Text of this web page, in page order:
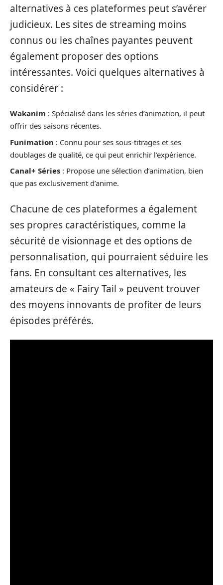
alternatives à ces plateformes peut s’avérer
judicieux. Les sites de streaming moins
connus ou les chaînes payantes peuvent
également proposer des options
intéressantes. Voici quelques alternatives à
considérer :
Wakanim : Spécialisé dans les séries d’animation, il peut
offrir des saisons récentes.
Funimation : Connu pour ses sous-titrages et ses
doublages de qualité, ce qui peut enrichir l’expérience.
Canal+ Séries : Propose une sélection d’animation, bien
que pas exclusivement d’anime.
Chacune de ces plateformes a également
ses propres caractéristiques, comme la
sécurité de visionnage et des options de
personnalisation, qui pourraient séduire les
fans. En consultant ces alternatives, les
amateurs de « Fairy Tail » peuvent trouver
des moyens innovants de profiter de leurs
épisodes préférés.